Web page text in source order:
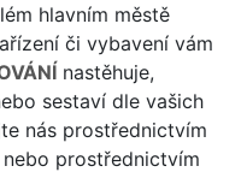
hlavním městě
či vybavení vám
nastěhuje,
sestaví dle vašich
nás prostřednictvím
nebo prostřednictvím